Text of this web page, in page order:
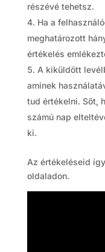
részévé tehetsz.
Ha a
meghatározott
értékelés
A kiküldött
aminek
tud értékelni. Sőt,
számú nap
ki.
Az értékeléseid
oldaladon.